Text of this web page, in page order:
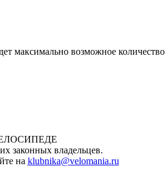
возможное количество
законных владельцев.
на klubnika@velomania.ru